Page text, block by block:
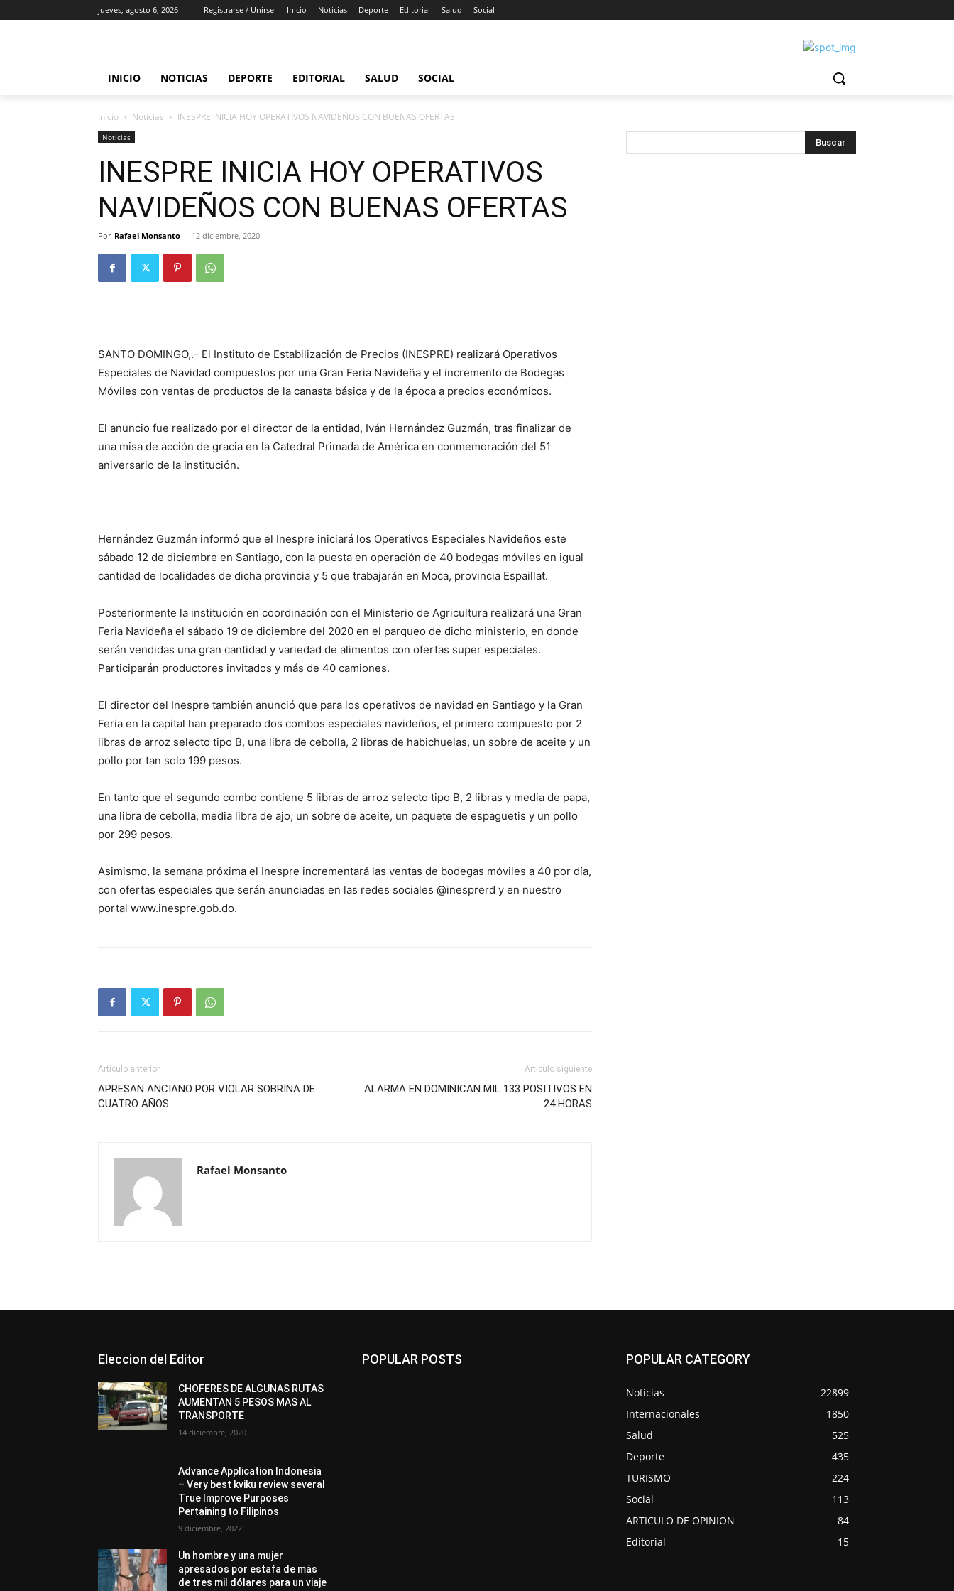
jueves, agosto 6, 2026 Registrarse / Unirse Inicio Noticias Deporte Editorial Salud Social
INICIO NOTICIAS DEPORTE EDITORIAL SALUD SOCIAL
Inicio Noticias INESPRE INICIA HOY OPERATIVOS NAVIDEÑOS CON BUENAS OFERTAS
Noticias
INESPRE INICIA HOY OPERATIVOS
NAVIDEÑOS CON BUENAS OFERTAS
Por Rafael Monsanto - 12 diciembre, 2020
SANTO DOMINGO,.- El Instituto de Estabilización de Precios (INESPRE) realizará Operativos
Especiales de Navidad compuestos por una Gran Feria Navideña y el incremento de Bodegas
Móviles con ventas de productos de la canasta básica y de la época a precios económicos.
El anuncio fue realizado por el director de la entidad, Iván Hernández Guzmán, tras finalizar de
una misa de acción de gracia en la Catedral Primada de América en conmemoración del 51
aniversario de la institución.
Hernández Guzmán informó que el Inespre iniciará los Operativos Especiales Navideños este
sábado 12 de diciembre en Santiago, con la puesta en operación de 40 bodegas móviles en igual
cantidad de localidades de dicha provincia y 5 que trabajarán en Moca, provincia Espaillat.
Posteriormente la institución en coordinación con el Ministerio de Agricultura realizará una Gran
Feria Navideña el sábado 19 de diciembre del 2020 en el parqueo de dicho ministerio, en donde
serán vendidas una gran cantidad y variedad de alimentos con ofertas super especiales.
Participarán productores invitados y más de 40 camiones.
El director del Inespre también anunció que para los operativos de navidad en Santiago y la Gran
Feria en la capital han preparado dos combos especiales navideños, el primero compuesto por 2
libras de arroz selecto tipo B, una libra de cebolla, 2 libras de habichuelas, un sobre de aceite y un
pollo por tan solo 199 pesos.
En tanto que el segundo combo contiene 5 libras de arroz selecto tipo B, 2 libras y media de papa,
una libra de cebolla, media libra de ajo, un sobre de aceite, un paquete de espaguetis y un pollo
por 299 pesos.
Asimismo, la semana próxima el Inespre incrementará las ventas de bodegas móviles a 40 por día,
con ofertas especiales que serán anunciadas en las redes sociales @inesprerd y en nuestro
portal www.inespre.gob.do.
Artículo anterior
APRESAN ANCIANO POR VIOLAR SOBRINA DE
CUATRO AÑOS
Artículo siguiente
ALARMA EN DOMINICAN MIL 133 POSITIVOS EN
24 HORAS
Rafael Monsanto
Eleccion del Editor
CHOFERES DE ALGUNAS RUTAS
AUMENTAN 5 PESOS MAS AL
TRANSPORTE
14 diciembre, 2020
Advance Application Indonesia
– Very best kviku review several
True Improve Purposes
Pertaining to Filipinos
9 diciembre, 2022
Un hombre y una mujer
apresados por estafa de más
de tres mil dólares para un viaje
POPULAR POSTS POPULAR CATEGORY
Noticias
22899
Internacionales
1850
Salud
525
Deporte
435
TURISMO
224
Social
113
ARTICULO DE OPINION
84
Editorial
15